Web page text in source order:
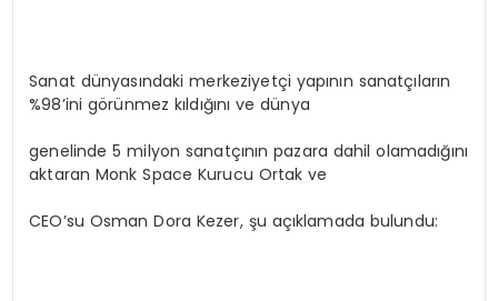
Sanat dünyasındaki merkeziyetçi yapının sanatçıların
%98’ini görünmez kıldığını ve dünya
genelinde 5 milyon sanatçının pazara dahil olamadığını
aktaran Monk Space Kurucu Ortak ve
CEO’su Osman Dora Kezer, şu açıklamada bulundu: